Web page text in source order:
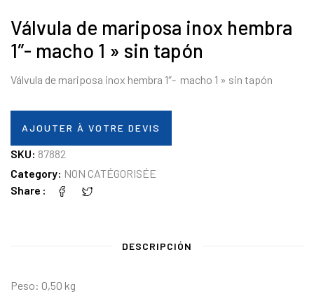
Válvula de mariposa inox hembra
1″- macho 1 » sin tapón
Válvula de mariposa inox hembra 1″- macho 1 » sin tapón
AJOUTER À VOTRE DEVIS
SKU: 87882
Category: NON CATÉGORISÉE
Share
DESCRIPCIÓN
Peso: 0,50 kg